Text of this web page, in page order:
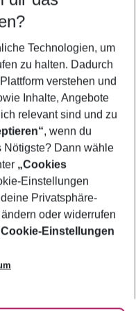
Technologien, um
zu halten. Dadurch
verstehen und
Inhalte, Angebote
relevant sind und zu
, wenn du
Nötigste? Dann wähle
„Cookies
Einstellungen
Privatsphäre-
oder widerrufen
Einstellungen